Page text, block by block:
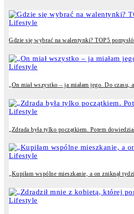
Lifestyle
Gdzie się wybrać na walentynki? TOP5
Lifestyle
„On miał wszystko – ja miałam jego. Do czasu,
Lifestyle
„Zdrada była tylko początkiem. Potem
Lifestyle
„Kupiłam wspólne mieszkanie, a on zniknął
Lifestyle